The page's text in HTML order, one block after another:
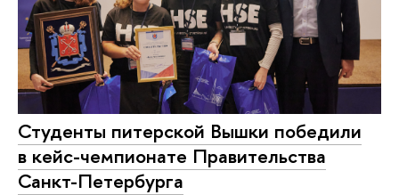
Студенты питерской Вышки победили
в кейс-чемпионате Правительства
Санкт-Петербурга